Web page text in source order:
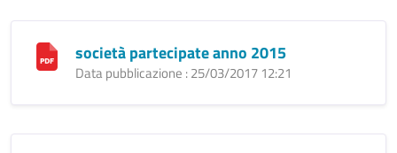
società partecipate anno 2015
Data pubblicazione : 25/03/2017 12:21